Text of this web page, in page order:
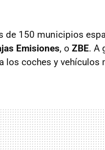
de 150 municipios
Emisiones, o ZBE. A
los coches y vehículos